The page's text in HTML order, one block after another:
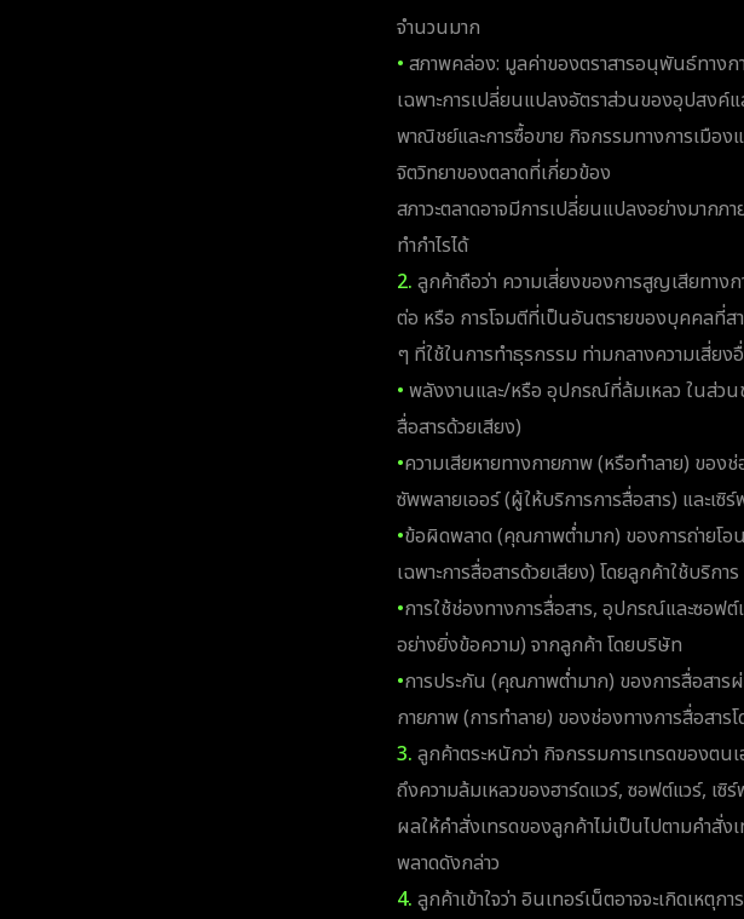
จำนวนมาก
• สภาพคล่อง: มูลค่าของตราสารอนุพันธ์ทางก
เฉพาะการเปลี่ยนแปลงอัตราส่วนของอุปสงค์
พาณิชย์และการซื้อขาย กิจกรรมทางการเมือง
จิตวิทยาของตลาดที่เกี่ยวข้อง
สภาวะตลาดอาจมีการเปลี่ยนแปลงอย่างมากภ
ทำกำไรได้
2. ลูกค้าถือว่า ความเสี่ยงของการสูญเสียทาง
ต่อ หรือ การโจมตีที่เป็นอันตรายของบุคคลที่ส
ๆ ที่ใช้ในการทำธุรกรรม ท่ามกลางความเสี่ย
• พลังงานและ/หรือ อุปกรณ์ที่ล้มเหลว ในส่วน
สื่อสารด้วยเสียง)
•ความเสียหายทางกายภาพ (หรือทำลาย) ของ
ซัพพลายเออร์ (ผู้ให้บริการการสื่อสาร) และเซิ
•ข้อผิดพลาด (คุณภาพต่ำมาก) ของการถ่ายโอ
เฉพาะการสื่อสารด้วยเสียง) โดยลูกค้าใช้บริการ
•การใช้ช่องทางการสื่อสาร, อุปกรณ์และซอฟต์
อย่างยิ่งข้อความ) จากลูกค้า โดยบริษัท
•การประกัน (คุณภาพต่ำมาก) ของการสื่อสาร
กายภาพ (การทำลาย) ของช่องทางการสื่อสาร
3. ลูกค้าตระหนักว่า กิจกรรมการเทรดของตน
ถึงความล้มเหลวของฮาร์ดแวร์, ซอฟต์แวร์, เซิ
ผลให้คำสั่งเทรดของลูกค้าไม่เป็นไปตามคำ
พลาดดังกล่าว
4. ลูกค้าเข้าใจว่า อินเทอร์เน็ตอาจจะเกิดเหตุ